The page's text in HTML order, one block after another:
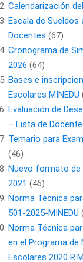
Calendarización
Escala de Sueldos
Docentes (67)
Cronograma de
2026 (64)
Bases e
Escolares MINEDU
Evaluación de
– Lista de
Temario para
(46)
Nuevo formato de
2021 (46)
Norma Técnica
501-2025-MINEDU
Norma Técnica
en el Programa
Escolares 2020